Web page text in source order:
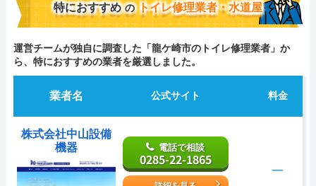
ン」のスペシャリスト。
特におすすめ の トイレ修理業者・水道屋
運営チームが独自に調査した「龍ケ崎市のトイレ修理業者」か
ら、特におすすめの業者を厳選しました。
業者名 公式サイト 料金
株式会社中山設備
機器
電話で相談
0285-22-1865
―